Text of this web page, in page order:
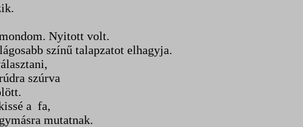
Nyitott volt.
színű talapzatot elhagyja.
szúrva
a fa,
mutatnak.